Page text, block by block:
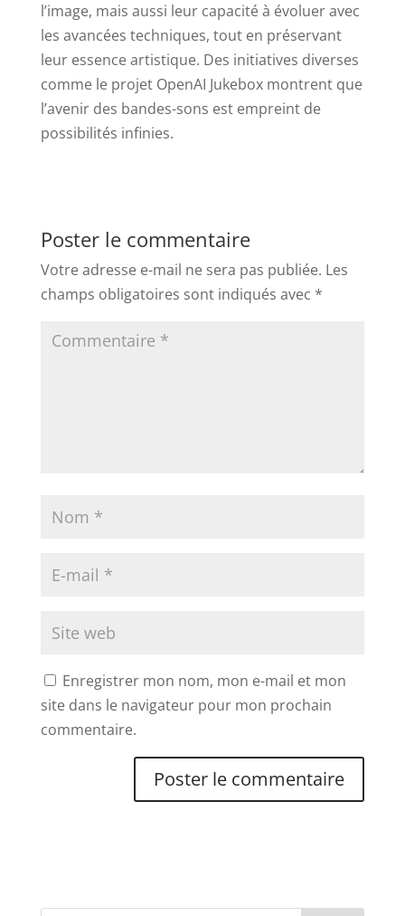
l’image, mais aussi leur capacité à évoluer avec
les avancées techniques, tout en préservant
leur essence artistique. Des initiatives diverses
comme le projet OpenAI Jukebox montrent que
l’avenir des bandes-sons est empreint de
possibilités infinies.
Poster le commentaire
Votre adresse e-mail ne sera pas publiée. Les
champs obligatoires sont indiqués avec *
Enregistrer mon nom, mon e-mail et mon
site dans le navigateur pour mon prochain
commentaire.